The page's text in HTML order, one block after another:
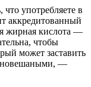
употребляете в
аккредитованный
жирная кислота —
чтобы
может заставить
—